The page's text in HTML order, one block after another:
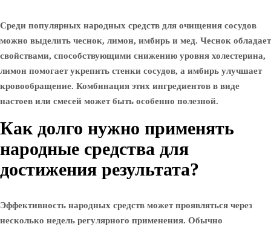
Среди популярных народных средств для очищения сосудов
можно выделить чеснок, лимон, имбирь и мед. Чеснок обладает
свойствами, способствующими снижению уровня холестерина,
лимон помогает укрепить стенки сосудов, а имбирь улучшает
кровообращение. Комбинация этих ингредиентов в виде
настоев или смесей может быть особенно полезной.
Как долго нужно применять
народные средства для
достижения результата?
Эффективность народных средств может проявляться через
несколько недель регулярного применения. Обычно